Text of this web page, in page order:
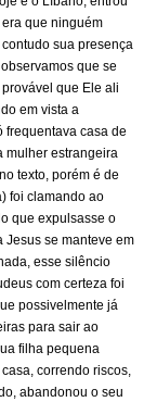
que ninguém
sua presença
que se
que Ele ali
em vista a
frequentava casa de
mulher estrangeira
texto, porém é de
foi clamando ao
que expulsasse o
Jesus se manteve em
esse silêncio
com certeza foi
possivelmente já
para sair ao
filha pequena
correndo riscos,
abandonou o seu